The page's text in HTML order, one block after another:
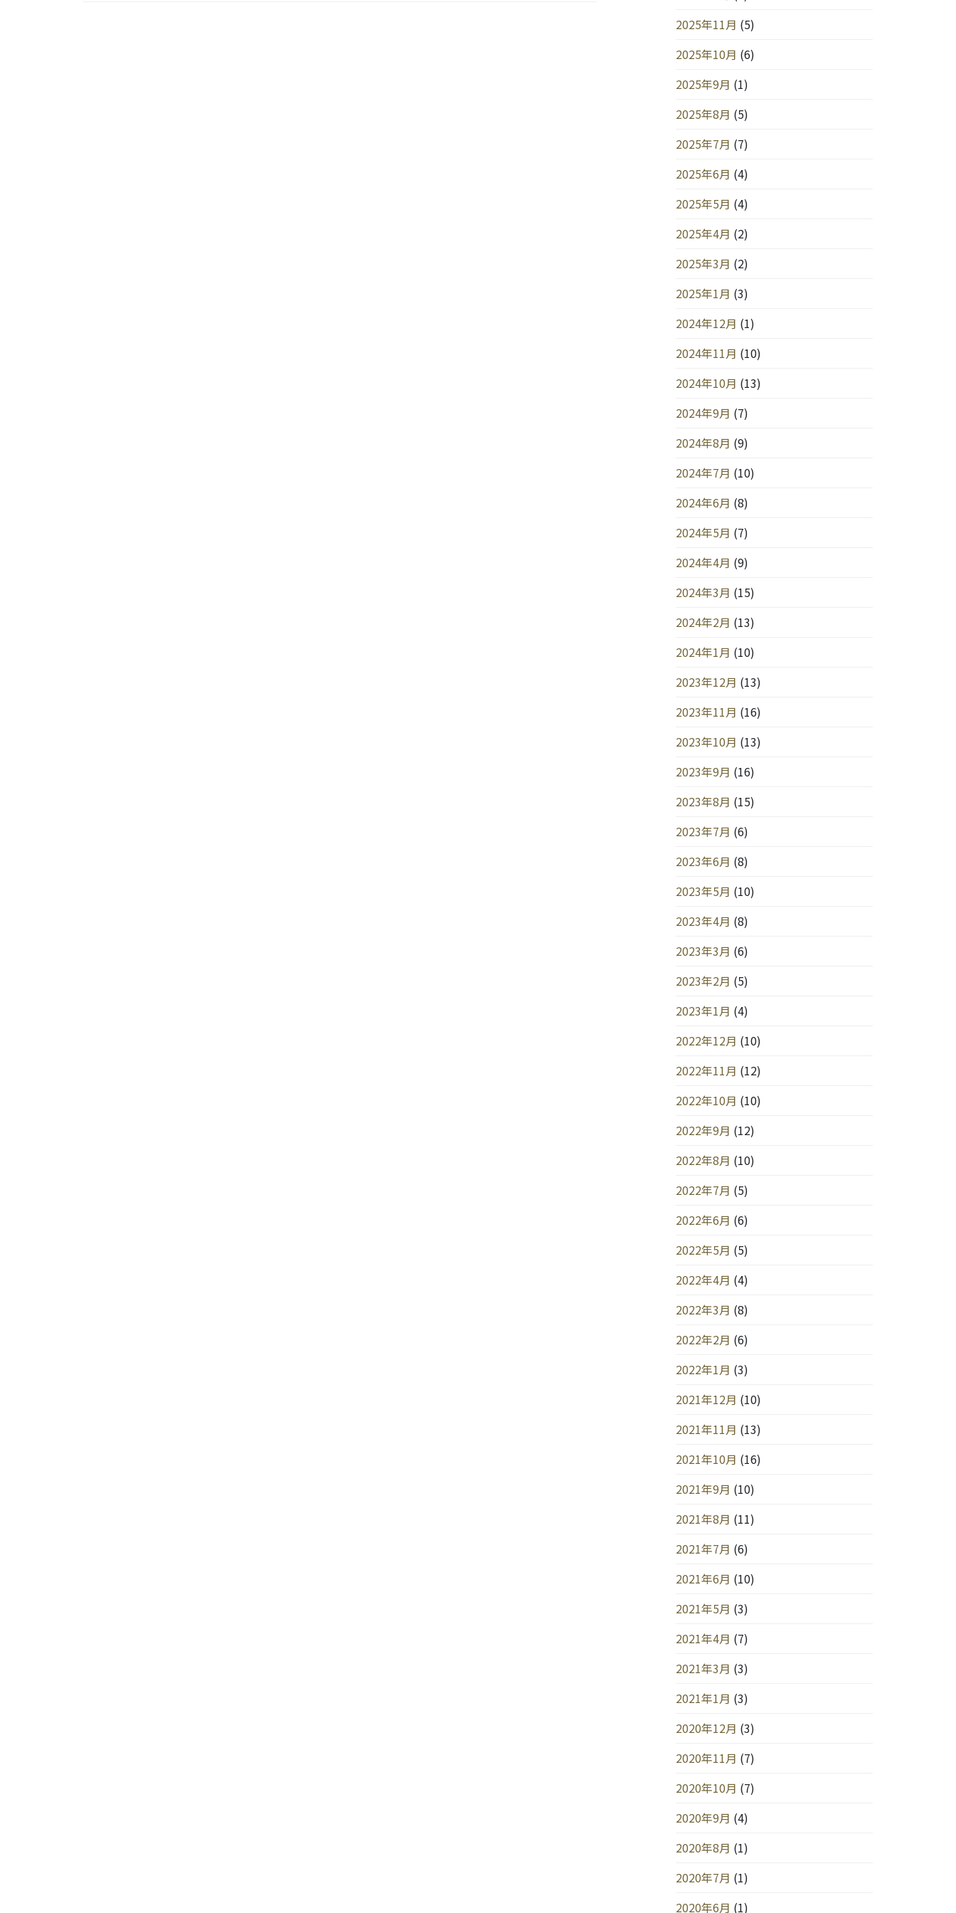
2025年11月 (5)
2025年10月 (6)
2025年9月 (1)
2025年8月 (5)
2025年7月 (7)
2025年6月 (4)
2025年5月 (4)
2025年4月 (2)
2025年3月 (2)
2025年1月 (3)
2024年12月 (1)
2024年11月 (10)
2024年10月 (13)
2024年9月 (7)
2024年8月 (9)
2024年7月 (10)
2024年6月 (8)
2024年5月 (7)
2024年4月 (9)
2024年3月 (15)
2024年2月 (13)
2024年1月 (10)
2023年12月 (13)
2023年11月 (16)
2023年10月 (13)
2023年9月 (16)
2023年8月 (15)
2023年7月 (6)
2023年6月 (8)
2023年5月 (10)
2023年4月 (8)
2023年3月 (6)
2023年2月 (5)
2023年1月 (4)
2022年12月 (10)
2022年11月 (12)
2022年10月 (10)
2022年9月 (12)
2022年8月 (10)
2022年7月 (5)
2022年6月 (6)
2022年5月 (5)
2022年4月 (4)
2022年3月 (8)
2022年2月 (6)
2022年1月 (3)
2021年12月 (10)
2021年11月 (13)
2021年10月 (16)
2021年9月 (10)
2021年8月 (11)
2021年7月 (6)
2021年6月 (10)
2021年5月 (3)
2021年4月 (7)
2021年3月 (3)
2021年1月 (3)
2020年12月 (3)
2020年11月 (7)
2020年10月 (7)
2020年9月 (4)
2020年8月 (1)
2020年7月 (1)
2020年6月 (1)